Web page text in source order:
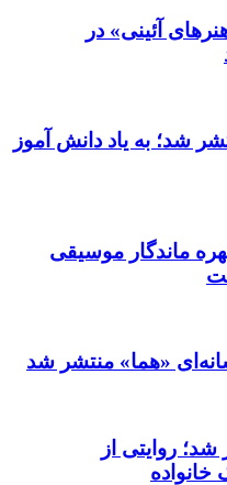
آئینی» در
شد؛ به یاد دانش آموز
ماندگار موسیقی
«هما» منتشر شد
روایتی از